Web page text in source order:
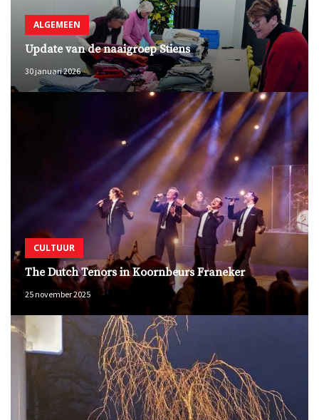
ALGEMEEN
Update van de naaigroep Stiens
30 januari 2026
CULTUUR
The Dutch Tenors in Koornbeurs Franeker
25 november 2025